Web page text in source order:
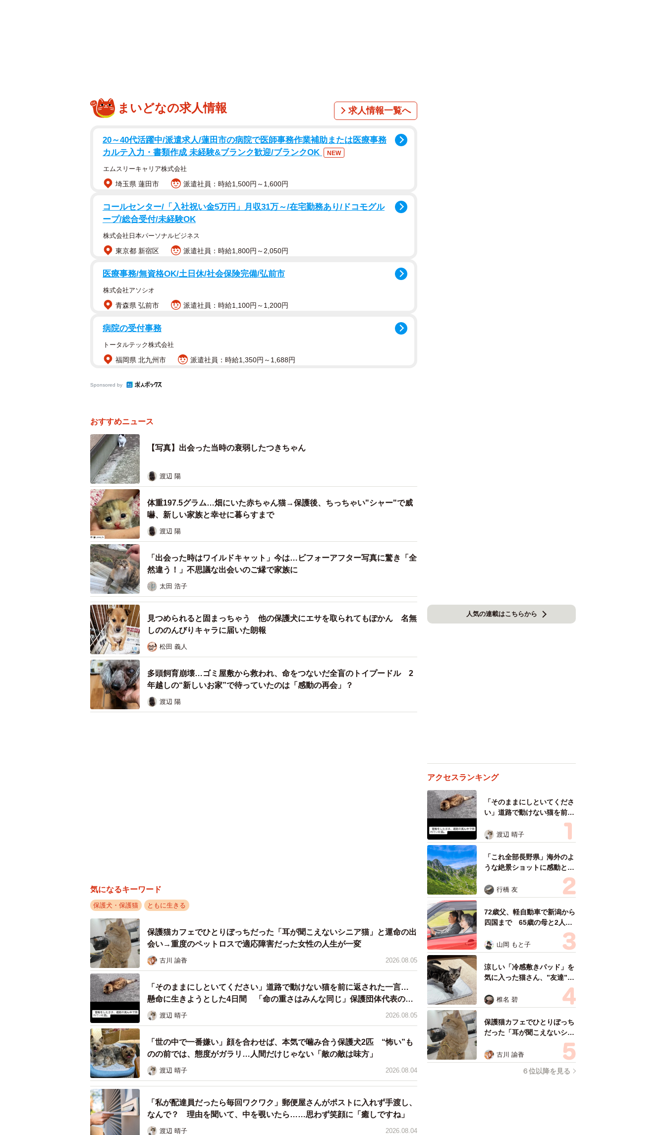
1/6
両目が完全に塞がっていた＝tuki_komugiさん提供
ました。白黒の子猫だけがその場に留まり、動けない様子で弱っていました。近づいてみる
と母猫と三毛の子猫はすぐその場から逃げましたが、白黒の子猫はその場から全く動こうと
しませんでした。
「今振り返ると、逃げたくても動けなかったのです」
ともみさんは「体調悪そうな子猫がいるので、保護してもよいですか？」と、その家の人に
尋ねました。
3/6
保護した子猫、名付けて「つき」は、保護当時わずか1カ月半。目は目やにで塞がり、逃げ
る力すら失っていました。命を救うためにすぐに病院へ向かいました。
「体重は400gと非常に細かったため、シリンジでの授乳が必要でした。自力で食べられない
つきの世話をしながら、毎日の不安と向き合いました。つきの目は癒着していて右目はなん
とか治療で回復しましたが、左目は残念ながら治ることはありませんでした」
まいどなの求人情報 求人情報一覧へ
20～40代活躍中/派遣求人/蓮田市の病院で医師事務作業補助または医療事務
カルテ入力・書類作成 未経験&ブランク歓迎/ブランクOK
NEW
エムスリーキャリア株式会社
埼玉県 蓮田市 派遣社員：時給1,500円～1,600円
コールセンター/「入社祝い金5万円」月収31万～/在宅勤務あり/ドコモグル
ープ/総合受付/未経験OK
株式会社日本パーソナルビジネス
東京都 新宿区 派遣社員：時給1,800円～2,050円
医療事務/無資格OK/土日休/社会保険完備/弘前市
株式会社アソシオ
青森県 弘前市 派遣社員：時給1,100円～1,200円
病院の受付事務
トータルテック株式会社
福岡県 北九州市 派遣社員：時給1,350円～1,688円
Sponsored by
おすすめニュース
【写真】出会った当時の衰弱したつきちゃん
渡辺 陽
体重197.5グラム…畑にいた赤ちゃん猫→保護後、ちっちゃい"シャー"で威
嚇、新しい家族と幸せに暮らすまで
渡辺 陽
「出会った時はワイルドキャット」今は…ビフォーアフター写真に驚き「全
然違う！」不思議な出会いのご縁で家族に
太田 浩子
見つめられると固まっちゃう 他の保護犬にエサを取られてもぽかん 名無
しののんびりキャラに届いた朗報
松田 義人
多頭飼育崩壊…ゴミ屋敷から救われ、命をつないだ全盲のトイプードル 2
年越しの“新しいお家”で待っていたのは「感動の再会」？
渡辺 陽
気になるキーワード
保護犬・保護猫 ともに生きる
保護猫カフェでひとりぼっちだった「耳が聞こえないシニア猫」と運命の出
会い→重度のペットロスで適応障害だった女性の人生が一変
古川 諭香 2026.08.05
「そのままにしといてください」道路で動けない猫を前に返された一言…
懸命に生きようとした4日間 「命の重さはみんな同じ」保護団体代表の訴
え
渡辺 晴子 2026.08.05
「世の中で一番嫌い」顔を合わせば、本気で噛み合う保護犬2匹 “怖い”も
のの前では、態度がガラリ…人間だけじゃない「敵の敵は味方」
渡辺 晴子 2026.08.04
「私が配達員だったら毎回ワクワク」郵便屋さんがポストに入れず手渡し、
なんで？ 理由を聞いて、中を覗いたら……思わず笑顔に「癒しですね」
渡辺 晴子 2026.08.04
人気の連載はこちらから
アクセスランキング
「そのままにしといてくださ
い」道路で動けない猫を前に
返された一言… 懸命に生き
ようとした4日間 「命の重
さはみんな同じ」保護団体代
表の訴え
渡辺 晴子
「これ全部長野県」海外のよ
うな絶景ショットに感動と反
響「離れてからいいところだ
ったんだって気づいた」
行橋 友
72歳父、軽自動車で新潟から
四国まで 65歳の母と2人で
3泊4日の旅 パーキングの休
憩まで分刻み… 「大学生で
も組まねえよ！」
山岡 もと子
涼しい「冷感敷きパッド」を
気に入った猫さん、”友達”を
ヨイショヨイショとご招待、
毛づくろいでおもてなし
椎名 碧
保護猫カフェでひとりぼっち
だった「耳が聞こえないシニ
ア猫」と運命の出会い→重度
のペットロスで適応障害だっ
た女性の人生が一変
古川 諭香
６位以降を見る